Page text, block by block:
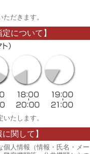
だきます。
定について】
たします。
に関して】
個人情報（情報・氏名・メー